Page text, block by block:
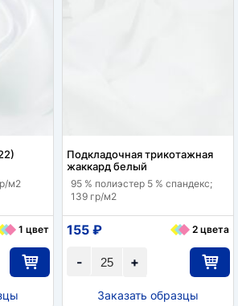
м2
1 цвет
Подкладочная трикотажная
жаккард белый
95 % полиэстер 5 % спандекс;
139 гр/м2
+
-
155 ₽ 2 цвета
Заказать образцы